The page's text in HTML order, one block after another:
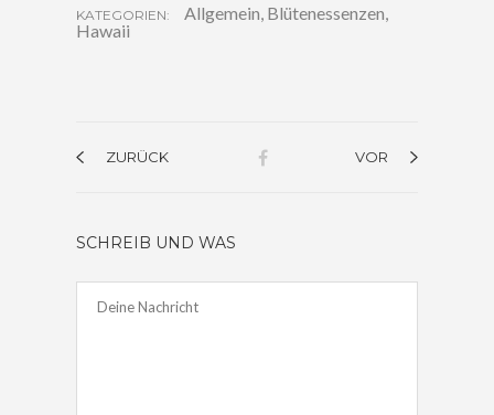
KATEGORIEN: Allgemein, Blütenessenzen,
Hawaii
ZURÜCK VOR
SCHREIB UND WAS